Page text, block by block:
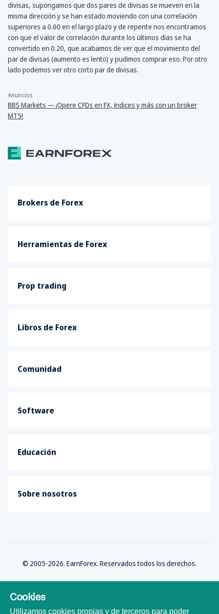
divisas, supongamos que dos pares de divisas se mueven en la
misma dirección y se han estado moviendo con una correlación
superiores a 0.60 en el largo plazo y de repente nos encontramos
con que el valor de correlación durante los últimos días se ha
convertido en 0.20, que acabamos de ver que el movimiento del
par de divisas (aumento es lento) y pudimos comprar eso. Por otro
lado podemos ver otro corto par de divisas.
Anuncios
BBS Markets — ¡Opere CFDs en FX, índices y más con un broker
MT5!
Brokers de Forex
Herramientas de Forex
Prop trading
Libros de Forex
Comunidad
Software
Educación
Sobre nosotros
© 2005-2026. EarnForex. Reservados todos los derechos.
Cookies
Utilizamos cookies propias y de terceros para poder